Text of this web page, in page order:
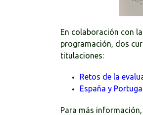
En colaboración con
programación, dos
titulaciones:
Retos de la
España y
Para más